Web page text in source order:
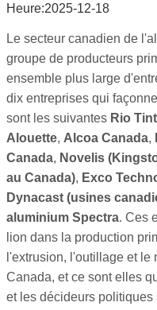
Heure:2025-12-18
Le secteur canadien de
groupe de producteurs
ensemble plus large
dix entreprises qui
sont les suivantes Rio
Alouette, Alcoa Canada,
Canada, Novelis
au Canada), Exco
Dynacast (usines
aluminium Spectra. Ces
lion dans la production
l'extrusion, l'outillage et le
Canada, et ce sont elles
et les décideurs